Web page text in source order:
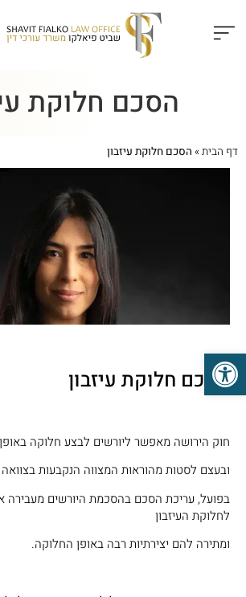
הסכם חלוקת
דף הבית» הסכם חלוקת עיזבון
הסכם חלוקת עיזבון
חוק הירושה מאפשר ליורשים לבצע חלוקה
ובעצם לסטות מהוראות המצווה הנקבעות בצוואה
בפועל, עריכת הסכם בהסכמת היורשים מעבירה
לחלוקת העיזבון
ומתירה להם יצירתיות רבה באופן החלוקה.
פתח סרגל נגישות